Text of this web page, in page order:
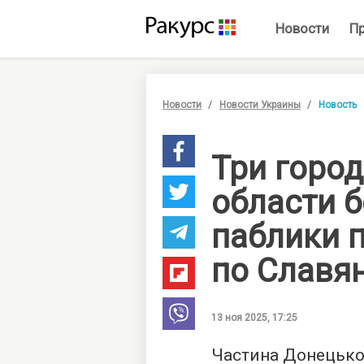
Новости
Новости Новости Украины Новость
Три
области
паблики
по
13 ноя 2025, 17:25
Частина